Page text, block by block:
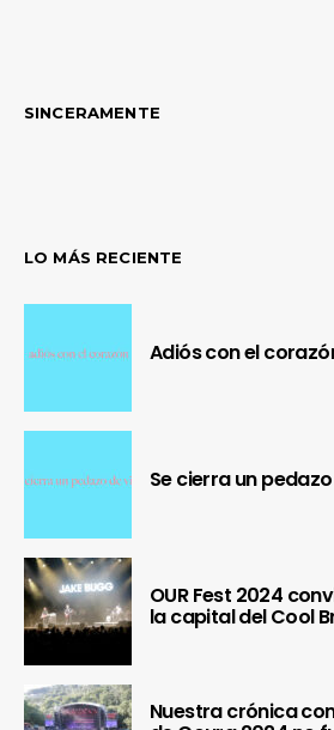
SINCERAMENTE
LO MÁS RECIENTE
Adiós con el
Se cierra un
OUR Fest 2024
la capital del Cool
Nuestra crónica